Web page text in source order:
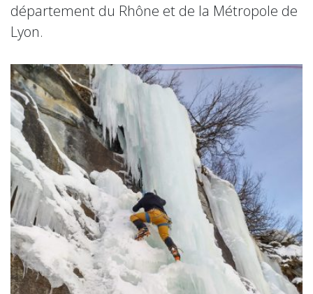
département du Rhône et de la Métropole de
Lyon.